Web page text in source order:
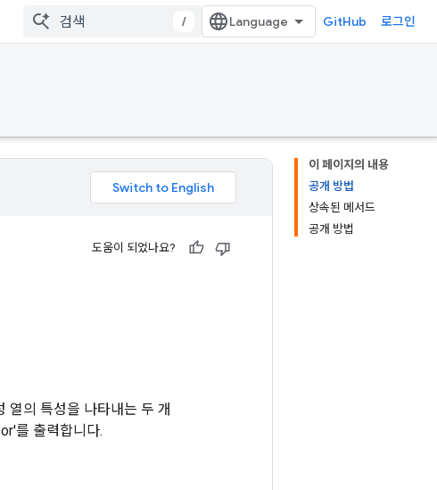
/ GitHub 로그인
이 페이지의 내용
공개 방법
상속된 메서드
공개 방법
도움이 되었나요?
열의 특성을 나타내는 두 개
를 출력합니다.